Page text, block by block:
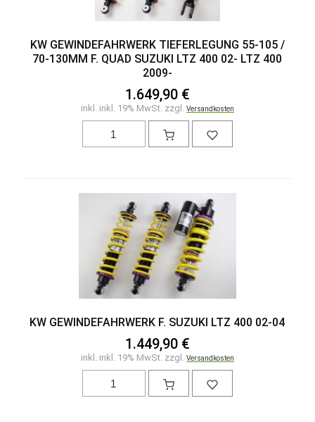
KW GEWINDEFAHRWERK TIEFERLEGUNG 55-105 /
70-130MM F. QUAD SUZUKI LTZ 400 02- LTZ 400
2009-
1.649,90 €
inkl. inkl. 19% MwSt. zzgl. Versandkosten
KW GEWINDEFAHRWERK F. SUZUKI LTZ 400 02-04
1.449,90 €
inkl. inkl. 19% MwSt. zzgl. Versandkosten